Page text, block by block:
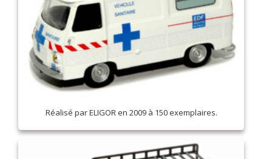
Réalisé par ELIGOR en 2009 à 150 exemplaires.